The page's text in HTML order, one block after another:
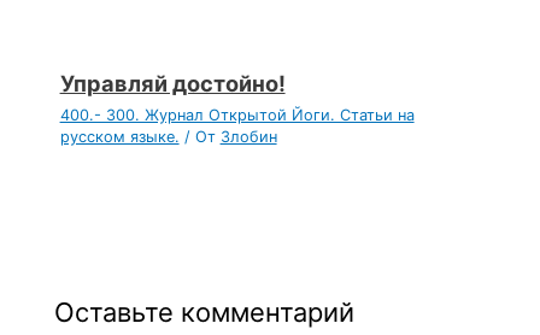
Управляй достойно!
400.- 300. Журнал Открытой Йоги. Статьи на
русском языке. / От Злобин
Оставьте комментарий